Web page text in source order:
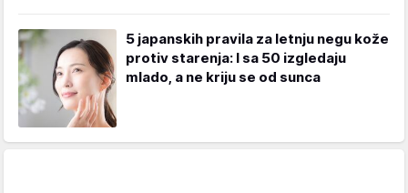
5 japanskih pravila za letnju negu kože
protiv starenja: I sa 50 izgledaju
mlado, a ne kriju se od sunca